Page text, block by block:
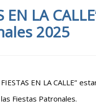
EN LA
2025
EN LA CALLE”
Fiestas Patronales.